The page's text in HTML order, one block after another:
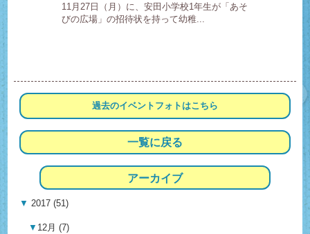
11月27日（月）に、安田小学校1年生が「あそ
びの広場」の招待状を持って幼稚...
過去のイベントフォトはこちら
一覧に戻る
アーカイブ
▼ 2017 (51)
▼ 12月 (7)